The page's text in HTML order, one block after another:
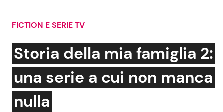
Cerca:
News e Cronaca
Attualità Italiana
Gossip e TV
Bellezze VIP
FICTION E SERIE TV
Storia della mia famiglia 2:
una serie a cui non manca
nulla